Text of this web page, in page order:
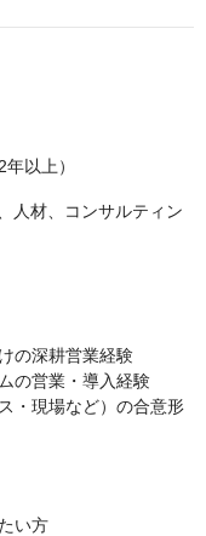
以上）
人材、コンサルティン
の深耕営業経験
の営業・導入経験
・現場など）の合意形
い方